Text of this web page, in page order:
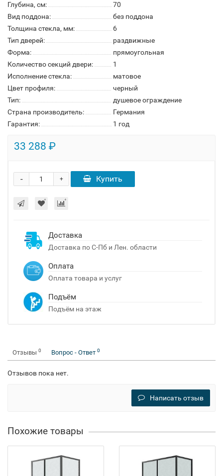
Глубина, см:
70
Вид поддона:
без поддона
Толщина стекла, мм:
6
Тип дверей:
раздвижные
Форма:
прямоугольная
Количество секций двери:
1
Исполнение стекла:
матовое
Цвет профиля:
черный
Тип:
душевое ограждение
Страна производитель:
Германия
Гарантия:
1 год
33 288 ₽
+
- Купить
Доставка
Доставка по С-Пб и Лен. области
Оплата
Оплата товара и услуг
Подъём
Подъём на этаж
Отзывы 0 Вопрос - Ответ 0
Отзывов пока нет.
Написать отзыв
Похожие товары